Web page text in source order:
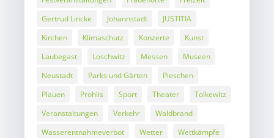
Gertrud Lincke
Johannstadt
JUSTITIA
Kirchen
Klimaschutz Konzerte
Kunst
Laubegast
Loschwitz Messen
Museen
Neustadt
Parks und Gärten
Pieschen
Plauen
Prohlis Sport Theater
Tolkewitz
Veranstaltungen
Verkehr
Waldbrand
Wasserentnahmeverbot
Wetter
Wettkämpfe